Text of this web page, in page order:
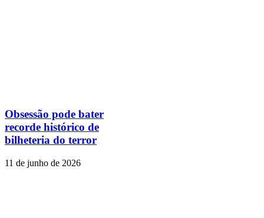
Obsessão pode bater
recorde histórico de
bilheteria do terror
11 de junho de 2026